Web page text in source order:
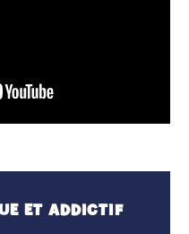
ET ADDICTIF